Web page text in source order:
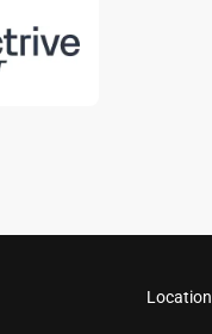
Location